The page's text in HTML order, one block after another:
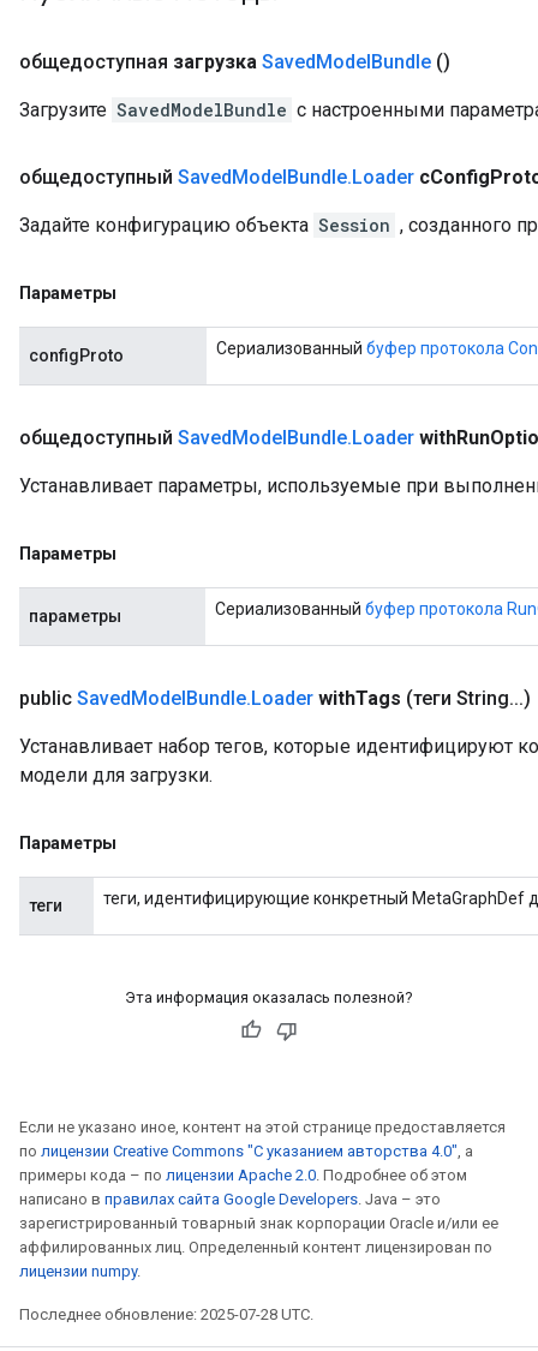
общедоступная загрузка SavedModelBundle ()
Загрузите SavedModelBundle с настроенными
общедоступный SavedModelBundle.Loader сConfig
Задайте конфигурацию объекта Session , созданного
Параметры
configProto Сериализованный буфер протокола
общедоступный SavedModelBundle.Loader withRun
Устанавливает параметры, используемые при
Параметры
параметры Сериализованный буфер протокола
public SavedModelBundle.Loader withTags (теги String...)
Устанавливает набор тегов, которые идентифицируют
модели для загрузки.
Параметры
теги теги, идентифицирующие конкретный MetaGraphDef
Эта информация оказалась полезной?
Если не указано иное, контент на этой странице предоставляется
по лицензии Creative Commons "С указанием авторства 4.0", а
примеры кода – по лицензии Apache 2.0. Подробнее об этом
написано в правилах сайта Google Developers. Java – это
зарегистрированный товарный знак корпорации Oracle и/или ее
аффилированных лиц. Определенный контент лицензирован по
лицензии numpy.
Последнее обновление: 2025-07-28 UTC.